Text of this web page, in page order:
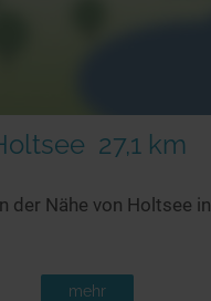
27,1 km
der Nähe von Holtsee
mehr